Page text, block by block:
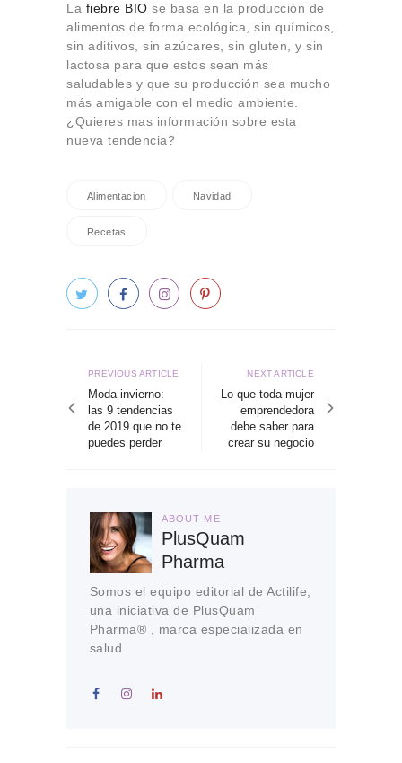
La fiebre BIO se basa en la producción de
alimentos de forma ecológica, sin químicos,
sin aditivos, sin azúcares, sin gluten, y sin
lactosa para que estos sean más
saludables y que su producción sea mucho
más amigable con el medio ambiente.
¿Quieres mas información sobre esta
nueva tendencia?
Alimentacion Navidad
Recetas
de
entradas
Previous
article
PREVIOUS ARTICLE
Moda invierno:
las 9 tendencias
de 2019 que no te
puedes perder
Next
article
NEXT ARTICLE
Lo que toda mujer
emprendedora
debe saber para
crear su negocio
ABOUT ME
PlusQuam
Pharma
Somos el equipo editorial de Actilife,
una iniciativa de PlusQuam
Pharma® , marca especializada en
salud.